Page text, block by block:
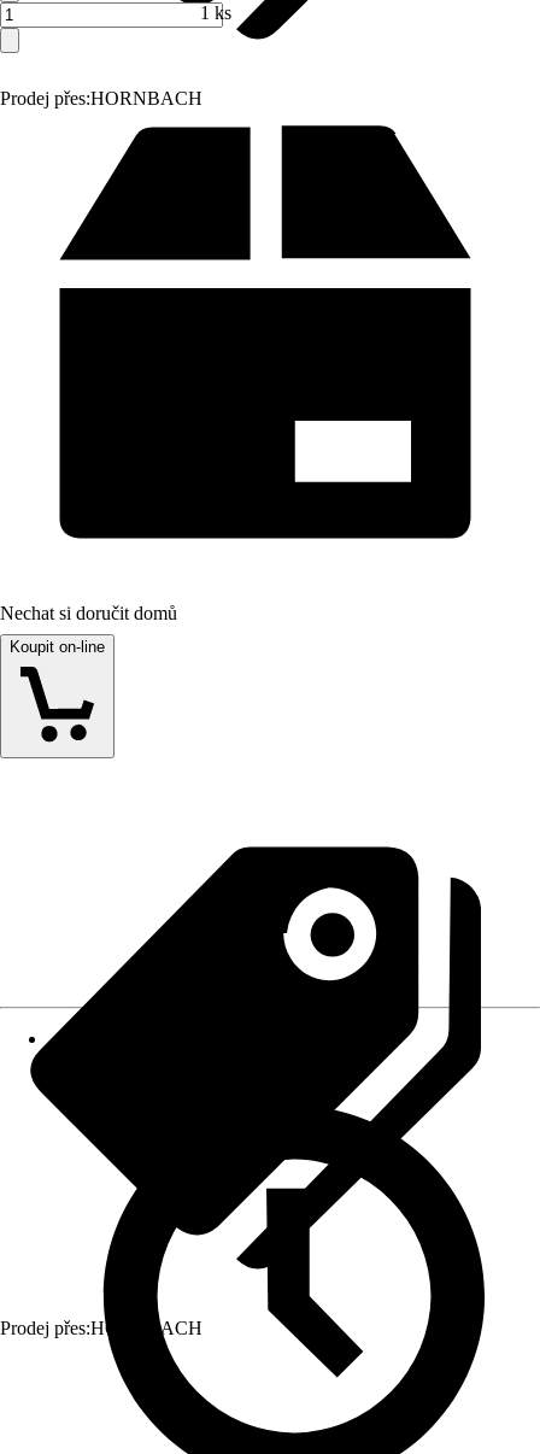
Prodej přes:HORNBACH
1 ks
Nechat si doručit domů
Koupit on-line
Prodej přes:HORNBACH